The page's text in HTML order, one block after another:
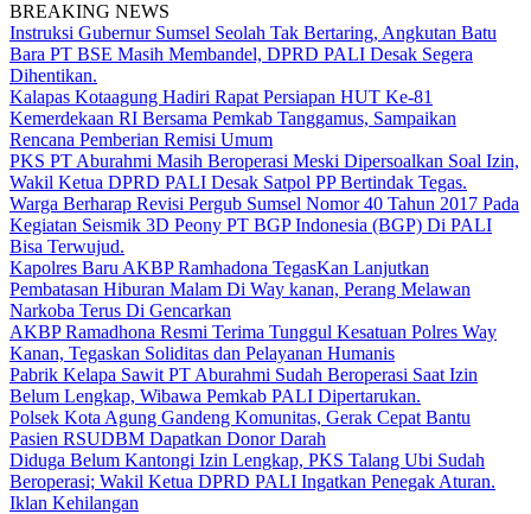
BREAKING NEWS
Instruksi Gubernur Sumsel Seolah Tak Bertaring, Angkutan Batu
Bara PT BSE Masih Membandel, DPRD PALI Desak Segera
Dihentikan.
Kalapas Kotaagung Hadiri Rapat Persiapan HUT Ke-81
Kemerdekaan RI Bersama Pemkab Tanggamus, Sampaikan
Rencana Pemberian Remisi Umum
PKS PT Aburahmi Masih Beroperasi Meski Dipersoalkan Soal Izin,
Wakil Ketua DPRD PALI Desak Satpol PP Bertindak Tegas.
Warga Berharap Revisi Pergub Sumsel Nomor 40 Tahun 2017 Pada
Kegiatan Seismik 3D Peony PT BGP Indonesia (BGP) Di PALI
Bisa Terwujud.
Kapolres Baru AKBP Ramhadona TegasKan Lanjutkan
Pembatasan Hiburan Malam Di Way kanan, Perang Melawan
Narkoba Terus Di Gencarkan
AKBP Ramadhona Resmi Terima Tunggul Kesatuan Polres Way
Kanan, Tegaskan Soliditas dan Pelayanan Humanis
Pabrik Kelapa Sawit PT Aburahmi Sudah Beroperasi Saat Izin
Belum Lengkap, Wibawa Pemkab PALI Dipertarukan.
Polsek Kota Agung Gandeng Komunitas, Gerak Cepat Bantu
Pasien RSUDBM Dapatkan Donor Darah
Diduga Belum Kantongi Izin Lengkap, PKS Talang Ubi Sudah
Beroperasi; Wakil Ketua DPRD PALI Ingatkan Penegak Aturan.
Iklan Kehilangan